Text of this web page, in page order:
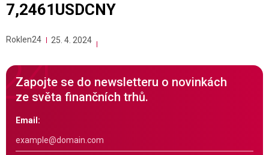
7,2461USDCNY
Roklen24 25. 4. 2024
Zapojte se do newsletteru o novinkách
ze světa finančních trhů.
Email: